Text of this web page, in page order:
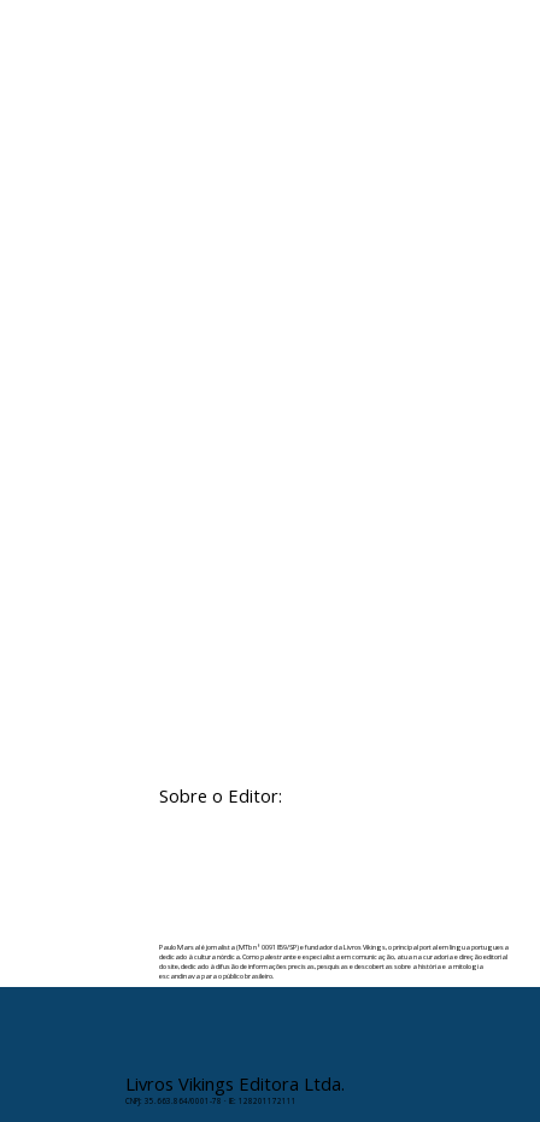
Sobre o Editor:
Paulo Marsal é jornalista (MTb nº 0091859/SP) e fundador da Livros Vikings, o principal portal em língua portuguesa
dedicado à cultura nórdica. Como palestrante e especialista em comunicação, atua na curadoria e direção editorial
do site, dedicado à difusão de informações precisas, pesquisas e descobertas sobre a história e a mitologia
escandinava para o público brasileiro.
Livros Vikings Editora Ltda.
CNPJ: 35.663.864/0001-78 · IE: 128201172111